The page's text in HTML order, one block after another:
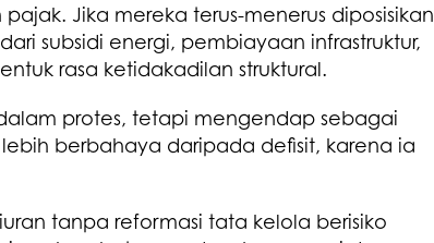
Jika mereka terus-menerus diposisikan
subsidi energi, pembiayaan infrastruktur,
rasa ketidakadilan struktural.
protes, tetapi mengendap sebagai
berbahaya daripada defisit, karena ia
tanpa reformasi tata kelola berisiko